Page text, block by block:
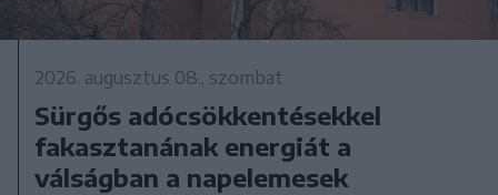
2026. augusztus 08., szombat
Sürgős adócsökkentésekkel
fakasztanának energiát a
válságban a napelemesek